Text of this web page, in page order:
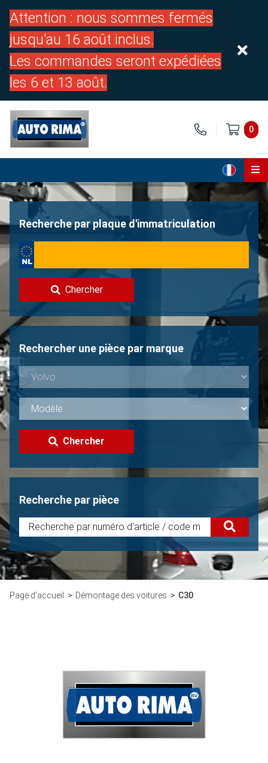
Attention : nous sommes fermés
jusqu'au 16 août inclus.
Les commandes seront expédiées
les 6 et 13 août.
0
Page d'accueil
À propos de nous
Contacter
Vendre une Volvo?
Non trouvée?
Recherche par plaque d'immatriculation
Chercher
Rechercher une pièce par marque
Chercher
Recherche par pièce
Page d'accueil Démontage des voitures C30